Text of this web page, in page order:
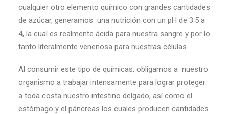
cualquier otro elemento químico con grandes cantidades
de azúcar, generamos una nutrición con un pH de 3.5 a
4, la cual es realmente ácida para nuestra sangre y por lo
tanto literalmente venenosa para nuestras células.
Al consumir este tipo de químicas, obligamos a nuestro
organismo a trabajar intensamente para lograr proteger
a toda costa nuestro intestino delgado, así como el
estómago y el páncreas los cuales producen cantidades